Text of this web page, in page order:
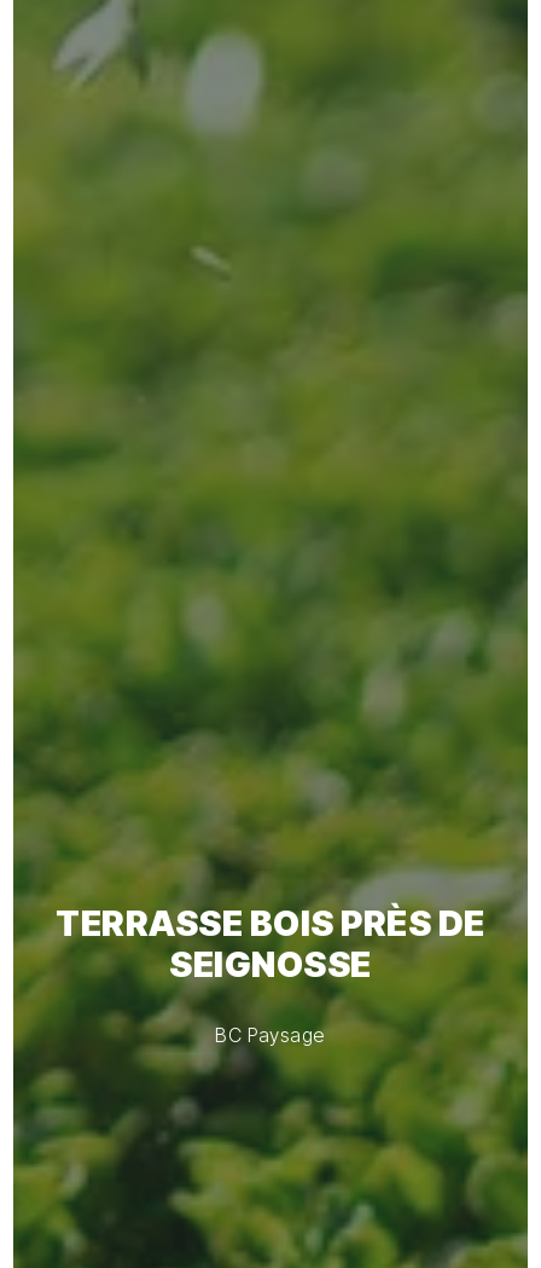
TERRASSE BOIS PRÈS DE
SEIGNOSSE
BC Paysage